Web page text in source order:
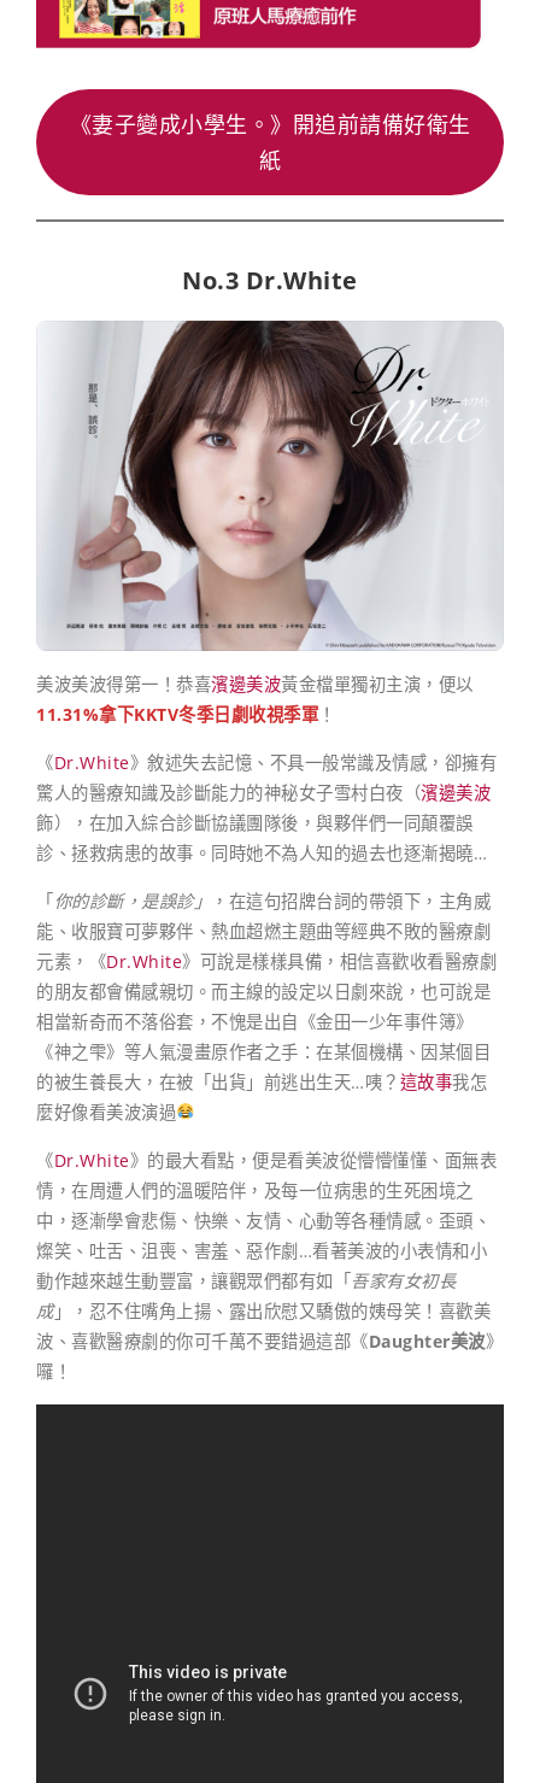
《妻子變成小學生。》開追前請備好衛生
紙
No.3 Dr.White
美波美波得第一！恭喜濱邊美波黃金檔單獨初主演，便以
11.31%拿下KKTV冬季日劇收視季軍！
《Dr.White》敘述失去記憶、不具一般常識及情感，卻擁有
驚人的醫療知識及診斷能力的神秘女子雪村白夜（濱邊美波
飾），在加入綜合診斷協議團隊後，與夥伴們一同顛覆誤
診、拯救病患的故事。同時她不為人知的過去也逐漸揭曉…
「你的診斷，是誤診」
，在這句招牌台詞的帶領下，主角威
能、收服寶可夢夥伴、熱血超燃主題曲等經典不敗的醫療劇
元素，《Dr.White》可說是樣樣具備，相信喜歡收看醫療劇
的朋友都會備感親切。而主線的設定以日劇來說，也可說是
相當新奇而不落俗套，不愧是出自《金田一少年事件簿》
《神之雫》等人氣漫畫原作者之手：在某個機構、因某個目
的被生養長大，在被「出貨」前逃出生天…咦？ 這故事我怎
麼好像看美波演過
《Dr.White》的最大看點，便是看美波從懵懵懂懂、面無表
情，在周遭人們的溫暖陪伴，及每一位病患的生死困境之
中，逐漸學會悲傷、快樂、友情、心動等各種情感。歪頭、
燦笑、吐舌、沮喪、害羞、惡作劇…看著美波的小表情和小
動作越來越生動豐富，讓觀眾們都有如「吾家有女初長
成」，忍不住嘴角上揚、露出欣慰又驕傲的姨母笑！喜歡美
波、喜歡醫療劇的你可千萬不要錯過這部《Daughter美波》
囉！